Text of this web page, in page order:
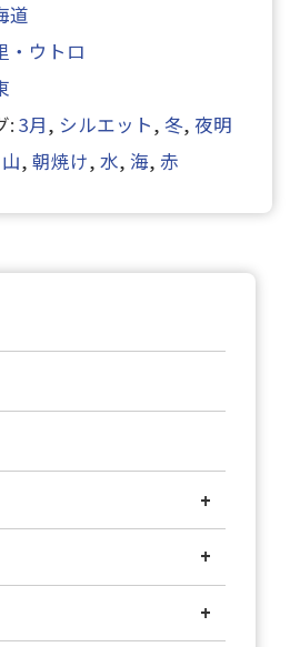
道
・ウトロ
: 3月, シルエット, 冬, 夜明
山, 朝焼け, 水, 海, 赤
+
+
+